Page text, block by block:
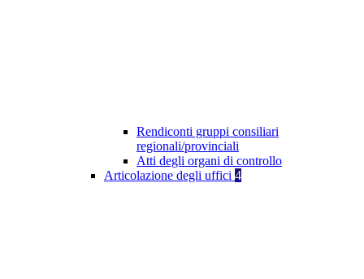
Rendiconti gruppi consiliari
regionali/provinciali
Atti degli organi di controllo
Articolazione degli uffici 4